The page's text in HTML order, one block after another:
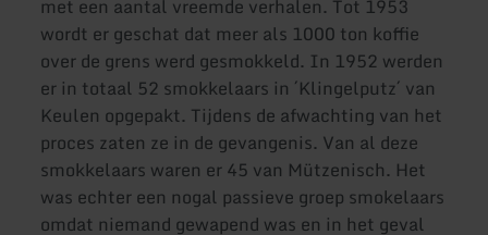
met een aantal vreemde verhalen. Tot 1953
wordt er geschat dat meer als 1000 ton koffie
over de grens werd gesmokkeld. In 1952 werden
er in totaal 52 smokkelaars in ´Klingelputz´ van
Keulen opgepakt. Tijdens de afwachting van het
proces zaten ze in de gevangenis. Van al deze
smokkelaars waren er 45 van Mützenisch. Het
was echter een nogal passieve groep smokelaars
omdat niemand gewapend was en in het geval